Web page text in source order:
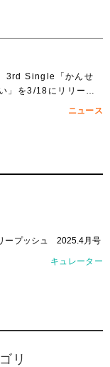
3rd Single「かんせ
」を3/18にリリー
ニュース
ープッシュ 2025.4月号
キュレーター
リ